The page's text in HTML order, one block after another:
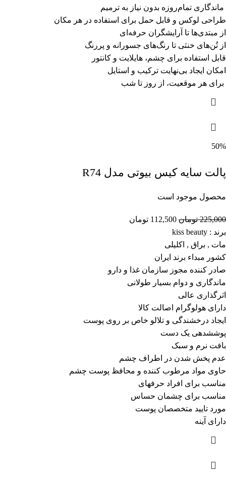
ماندگاری تمام‌روزه بدون نیاز به ترمیم
طراحی لوکس و قابل حمل برای استفاده در هر مکان
از مبتدی‌ها تا آرایشگران حرفه‌ای
از تُن‌های خنثی تا رنگ‌های جسورانه و پررنگ
قابل استفاده برای چشم، هایلایت و کانتور
امکان ایجاد بی‌نهایت ترکیب و استایل
برای هر موقعیت، از روز تا شب
50%
پالت سایه کیس بیوتی مدل R74
محصول موجود است
225,000 تومان 112,500 تومان
برند : kiss beauty
مات , براق , اکلیلی
کشور مبداء برند ایران
صادر کننده مجوز سازمان غذا و دارو
ماندگاری و دوام بسیار طولانی
اثرگذاری عالی
دارای هولوگرام اصالت کالا
ایجاد درخشندگی و تلالو خاص بر روی پوست
پوششدهی یک دست
بافت نرم و سبک
عدم پخش شدن در اطراف چشم
حاوی مواد مرطوب کننده و محافظ پوست چشم
مناسب برای افراد حرفهای
مناسب برای چشمان حساس
مورد تایید متخصصان پوست
دارای آینه